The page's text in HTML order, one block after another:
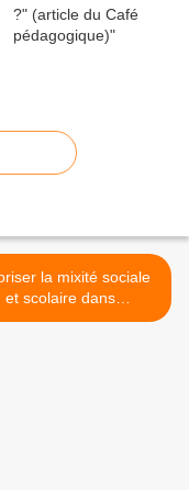
la mixité sociale
et scolaire dans
(dossier mis